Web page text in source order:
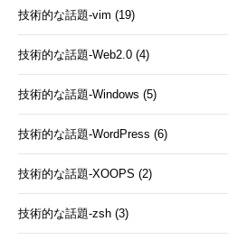
技術的な話題-vim (19)
技術的な話題-Web2.0 (4)
技術的な話題-Windows (5)
技術的な話題-WordPress (6)
技術的な話題-XOOPS (2)
技術的な話題-zsh (3)